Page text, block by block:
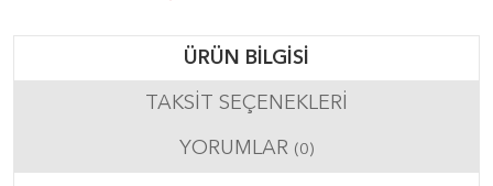
ÜRÜN BILGISI
TAKSIT SEÇENEKLERI
YORUMLAR (0)